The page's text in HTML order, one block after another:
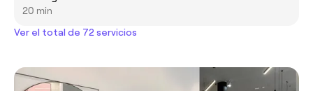
20 min
Ver el total de 72 servicios